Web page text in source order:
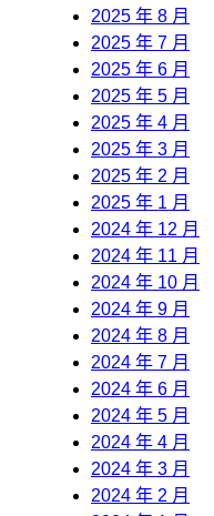
2025 年 8 月
2025 年 7 月
2025 年 6 月
2025 年 5 月
2025 年 4 月
2025 年 3 月
2025 年 2 月
2025 年 1 月
2024 年 12 月
2024 年 11 月
2024 年 10 月
2024 年 9 月
2024 年 8 月
2024 年 7 月
2024 年 6 月
2024 年 5 月
2024 年 4 月
2024 年 3 月
2024 年 2 月